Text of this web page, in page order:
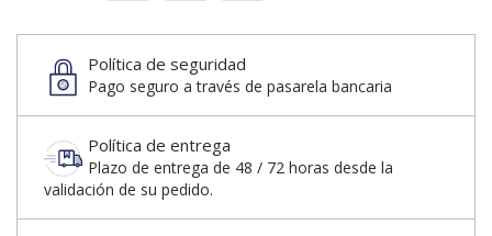
Política de seguridad
Pago seguro a través de pasarela bancaria
Política de entrega
Plazo de entrega de 48 / 72 horas desde la
validación de su pedido.